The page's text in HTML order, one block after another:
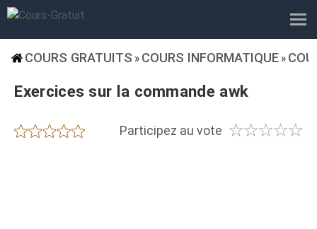
COURS GRATUITS » COURS INFORMATIQUE »
Exercices sur la commande awk
Participez au vote ☆☆☆☆☆
★★★★★